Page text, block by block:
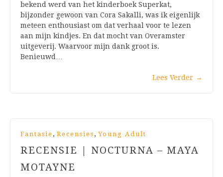
bekend werd van het kinderboek Superkat,
bijzonder gewoon van Cora Sakalli, was ik eigenlijk
meteen enthousiast om dat verhaal voor te lezen
aan mijn kindjes. En dat mocht van Overamster
uitgeverij. Waarvoor mijn dank groot is.
Benieuwd…
Lees Verder →
Fantasie , Recensies , Young Adult
RECENSIE | NOCTURNA – MAYA
MOTAYNE